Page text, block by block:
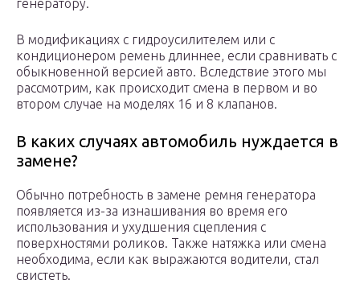
генератору.
В модификациях с гидроусилителем или с
кондиционером ремень длиннее, если сравнивать с
обыкновенной версией авто. Вследствие этого мы
рассмотрим, как происходит смена в первом и во
втором случае на моделях 16 и 8 клапанов.
В каких случаях автомобиль нуждается в
замене?
Обычно потребность в замене ремня генератора
появляется из-за изнашивания во время его
использования и ухудшения сцепления с
поверхностями роликов. Также натяжка или смена
необходима, если как выражаются водители, стал
свистеть.